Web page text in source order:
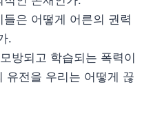
들은 어떻게 어른의 권력
.
방되고 학습되는 폭력이
유전을 우리는 어떻게 끊